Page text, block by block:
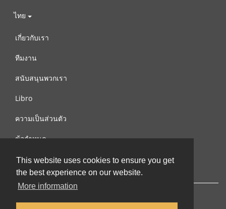
This website uses cookies to ensure you get
the best experience on our website.
More information
ไทย
เกี่ยวกับเรา
ทีมงาน
สนับสนุนพวกเรา
Libro
ความเป็นส่วนตัว
ข้อกำหนด
ติดต่อเรา